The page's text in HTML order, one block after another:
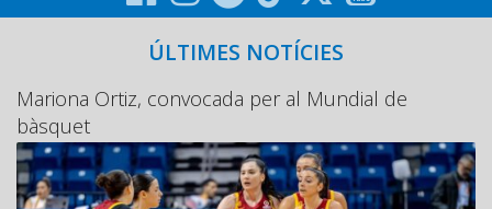
ÚLTIMES NOTÍCIES
Mariona Ortiz, convocada per al Mundial de
bàsquet